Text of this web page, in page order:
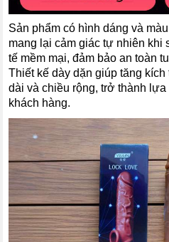
Sản phẩm có hình dáng và
mang lại cảm giác tự nhiên khi
tế mềm mại, đảm bảo an toàn
Thiết kế dày dặn giúp tăng
dài và chiều rộng, trở thành
khách hàng.